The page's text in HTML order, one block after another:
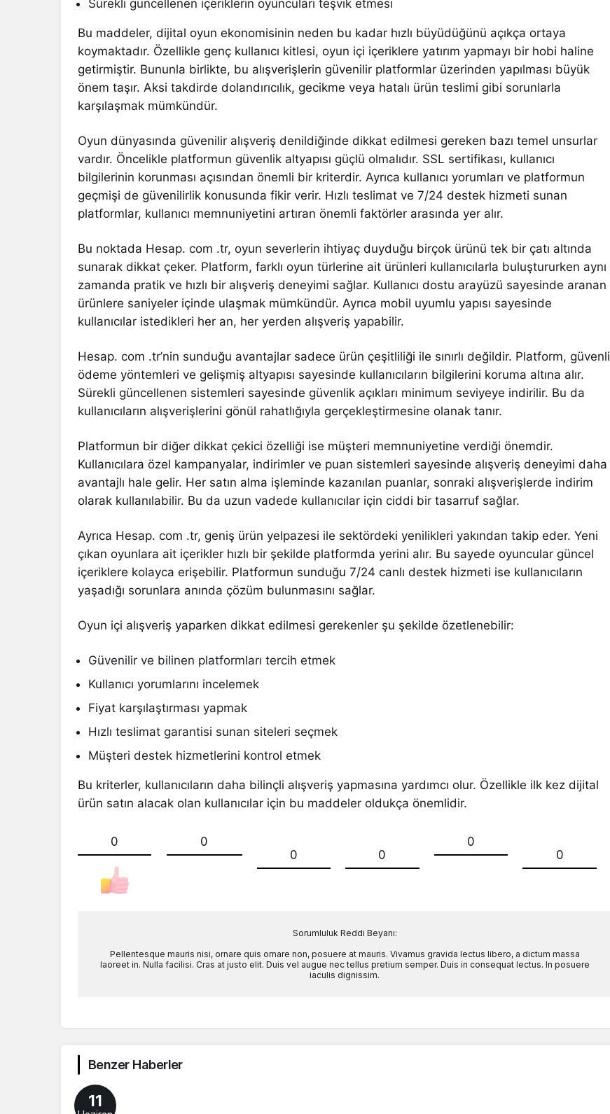
Sürekli güncellenen içeriklerin oyuncuları teşvik etmesi
Bu maddeler, dijital oyun ekonomisinin neden bu kadar hızlı büyüdüğünü açıkça ortaya
koymaktadır. Özellikle genç kullanıcı kitlesi, oyun içi içeriklere yatırım yapmayı bir hobi haline
getirmiştir. Bununla birlikte, bu alışverişlerin güvenilir platformlar üzerinden yapılması büyük
önem taşır. Aksi takdirde dolandırıcılık, gecikme veya hatalı ürün teslimi gibi sorunlarla
karşılaşmak mümkündür.
Oyun dünyasında güvenilir alışveriş denildiğinde dikkat edilmesi gereken bazı temel unsurlar
vardır. Öncelikle platformun güvenlik altyapısı güçlü olmalıdır. SSL sertifikası, kullanıcı
bilgilerinin korunması açısından önemli bir kriterdir. Ayrıca kullanıcı yorumları ve platformun
geçmişi de güvenilirlik konusunda fikir verir. Hızlı teslimat ve 7/24 destek hizmeti sunan
platformlar, kullanıcı memnuniyetini artıran önemli faktörler arasında yer alır.
Bu noktada Hesap. com .tr, oyun severlerin ihtiyaç duyduğu birçok ürünü tek bir çatı altında
sunarak dikkat çeker. Platform, farklı oyun türlerine ait ürünleri kullanıcılarla buluştururken aynı
zamanda pratik ve hızlı bir alışveriş deneyimi sağlar. Kullanıcı dostu arayüzü sayesinde aranan
ürünlere saniyeler içinde ulaşmak mümkündür. Ayrıca mobil uyumlu yapısı sayesinde
kullanıcılar istedikleri her an, her yerden alışveriş yapabilir.
Hesap. com .tr’nin sunduğu avantajlar sadece ürün çeşitliliği ile sınırlı değildir. Platform, güvenli
ödeme yöntemleri ve gelişmiş altyapısı sayesinde kullanıcıların bilgilerini koruma altına alır.
Sürekli güncellenen sistemleri sayesinde güvenlik açıkları minimum seviyeye indirilir. Bu da
kullanıcıların alışverişlerini gönül rahatlığıyla gerçekleştirmesine olanak tanır.
Platformun bir diğer dikkat çekici özelliği ise müşteri memnuniyetine verdiği önemdir.
Kullanıcılara özel kampanyalar, indirimler ve puan sistemleri sayesinde alışveriş deneyimi daha
avantajlı hale gelir. Her satın alma işleminde kazanılan puanlar, sonraki alışverişlerde indirim
olarak kullanılabilir. Bu da uzun vadede kullanıcılar için ciddi bir tasarruf sağlar.
Ayrıca Hesap. com .tr, geniş ürün yelpazesi ile sektördeki yenilikleri yakından takip eder. Yeni
çıkan oyunlara ait içerikler hızlı bir şekilde platformda yerini alır. Bu sayede oyuncular güncel
içeriklere kolayca erişebilir. Platformun sunduğu 7/24 canlı destek hizmeti ise kullanıcıların
yaşadığı sorunlara anında çözüm bulunmasını sağlar.
Oyun içi alışveriş yaparken dikkat edilmesi gerekenler şu şekilde özetlenebilir:
Güvenilir ve bilinen platformları tercih etmek
Kullanıcı yorumlarını incelemek
Fiyat karşılaştırması yapmak
Hızlı teslimat garantisi sunan siteleri seçmek
Müşteri destek hizmetlerini kontrol etmek
Bu kriterler, kullanıcıların daha bilinçli alışveriş yapmasına yardımcı olur. Özellikle ilk kez dijital
ürün satın alacak olan kullanıcılar için bu maddeler oldukça önemlidir.
0
0
0
0
0
0
Sorumluluk Reddi Beyanı:
Pellentesque mauris nisi, ornare quis ornare non, posuere at mauris. Vivamus gravida lectus libero, a dictum massa
laoreet in. Nulla facilisi. Cras at justo elit. Duis vel augue nec tellus pretium semper. Duis in consequat lectus. In posuere
iaculis dignissim.
Benzer Haberler
11